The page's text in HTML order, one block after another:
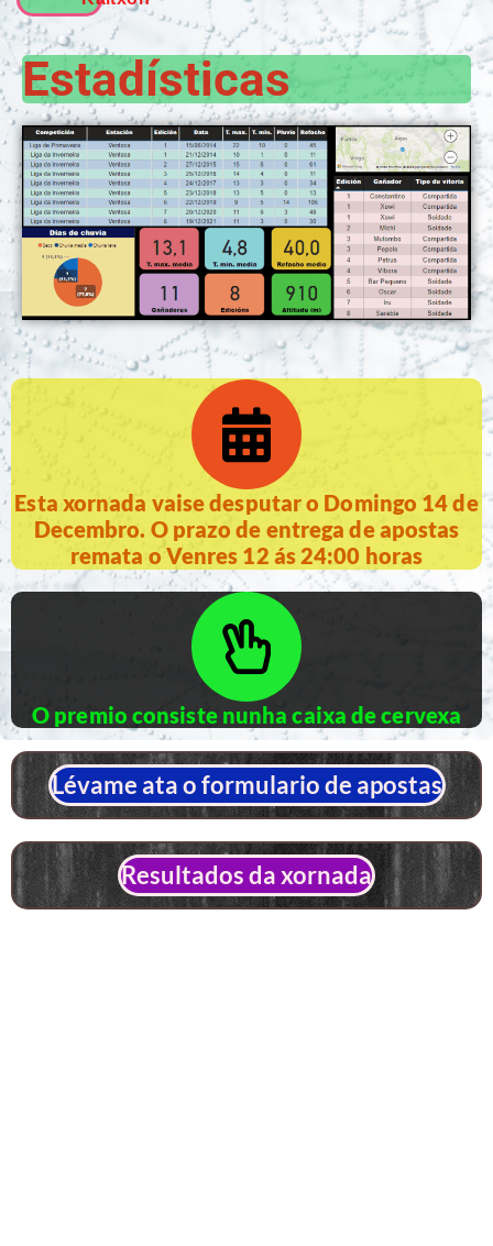
Estadísticas
Esta xornada vaise desputar o Domingo 14 de
Decembro. O prazo de entrega de apostas
remata o Venres 12 ás 24:00 horas
O premio consiste nunha caixa de cervexa
Lévame ata o formulario de apostas
Resultados da xornada